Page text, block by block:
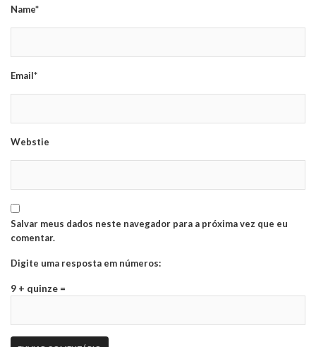
Name*
Email*
Webstie
Salvar meus dados neste navegador para a próxima vez que eu
comentar.
Digite uma resposta em números:
9 + quinze =